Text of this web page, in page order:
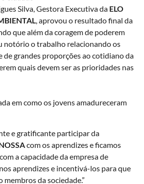
Silva, Gestora Executiva da ELO
, aprovou o resultado final da
que além da coragem de poderem
notório o trabalho relacionando os
de grandes proporções ao cotidiano da
quais devem ser as prioridades nas
em como os jovens amadureceram
e gratificante participar da
com os aprendizes e ficamos
a capacidade da empresa de
aprendizes e incentivá-los para que
membros da sociedade.”